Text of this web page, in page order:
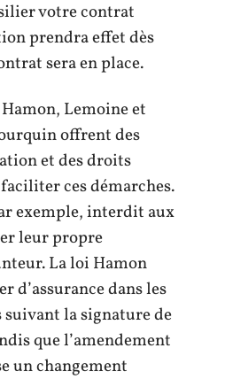
votre contrat
prendra effet dès
sera en place.
Lemoine et
offrent des
et des droits
ces démarches.
exemple, interdit aux
leur propre
La loi Hamon
d’assurance dans les
suivant la signature de
que l’amendement
un changement